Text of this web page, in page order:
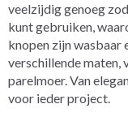
veelzijdig genoeg
kunt gebruiken,
knopen zijn wasbaar
verschillende maten,
parelmoer. Van
voor ieder project.